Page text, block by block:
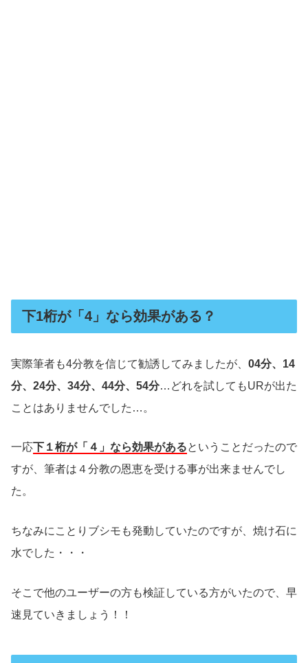
下1桁が「4」なら効果がある？
実際筆者も4分教を信じて勧誘してみましたが、 04分、14
分、24分、34分、44分、54分…どれを試してもURが出た
ことはありませんでした…。
一応下１桁が「４」なら効果があるということだったので
すが、筆者は４分教の恩恵を受ける事が出来ませんでし
た。
ちなみにことりブシモも発動していたのですが、焼け石に
水でした・・・
そこで他のユーザーの方も検証している方がいたので、早
速見ていきましょう！！